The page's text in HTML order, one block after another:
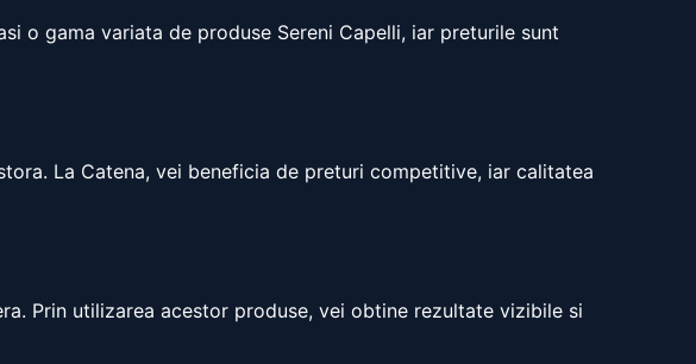
o gama variata de produse Sereni Capelli, iar preturile sunt
La Catena, vei beneficia de preturi competitive, iar calitatea
Prin utilizarea acestor produse, vei obtine rezultate vizibile si